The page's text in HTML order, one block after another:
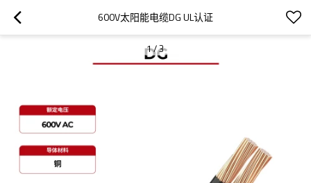
600V太阳能电缆DG UL认证
1/3